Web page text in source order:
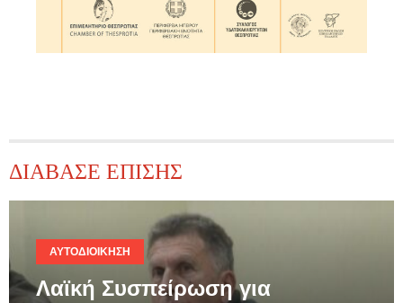
ΔΙΑΒΑΣΕ ΕΠΙΣΗΣ
ΑΥΤΟΔΙΟΊΚΗΣΗ
Λαϊκή Συσπείρωση για